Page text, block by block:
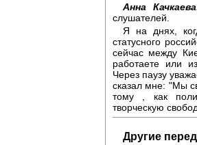
Анна
слушателей.
Я на днях,
статусного
сейчас между
работаете или
Через паузу
сказал мне: "Мы
тому , как
творческую
Другие